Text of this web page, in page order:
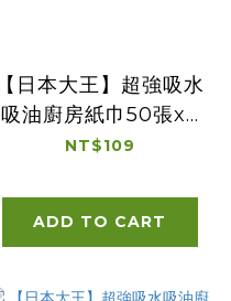
【日本大王】超強吸水
吸油廚房紙巾50張x4
捲
NT$109
ADD TO CART